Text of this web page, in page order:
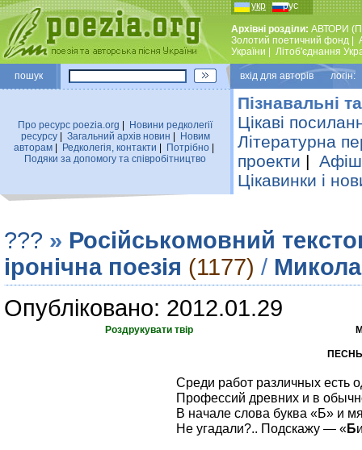
укр рус
Архівні розділи: АВТОРИ
Золотий поетичний фонд
України
Лiтоб'єднання
пошук вхiд для авторiв логін:
Про ресурс poezia.org
Новини редколегiї
ресурсу| Загальний архiв новин
Новим
авторам
Редколегiя, контакти Потрiбно
Подяки за допомогу та співробітництво
Пізнавальні
Цікаві
Літературна
проекти |
Цікавинки і
??? » Російськомовний
іронічна поезія (1177) /
Опубліковано: 2012.01.29
Роздрукувати твір
Среди работ различных есть
Профессий древних и в
В начале слова буква «Б» и
Не угадали?.. Подскажу — «Б